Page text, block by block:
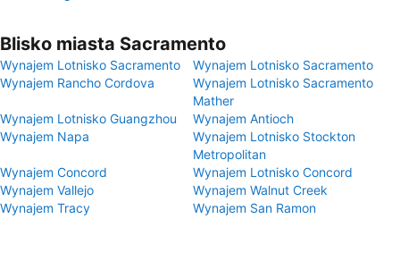
Blisko miasta Sacramento
Wynajem Lotnisko Sacramento
Wynajem Lotnisko Sacramento
Wynajem Rancho Cordova
Wynajem Lotnisko Sacramento
Mather
Wynajem Lotnisko Guangzhou
Wynajem Antioch
Wynajem Napa
Wynajem Lotnisko Stockton
Metropolitan
Wynajem Concord
Wynajem Lotnisko Concord
Wynajem Vallejo
Wynajem Walnut Creek
Wynajem Tracy
Wynajem San Ramon